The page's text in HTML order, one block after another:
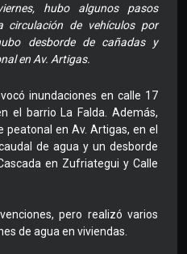
hubo algunos pasos
circulación de vehículos por
desborde de cañadas y
en Av. Artigas.
inundaciones en calle 17
el barrio La Falda. Además,
en Av. Artigas, en el
de agua y un desborde
en Zufriategui y Calle
pero realizó varios
de agua en viviendas.